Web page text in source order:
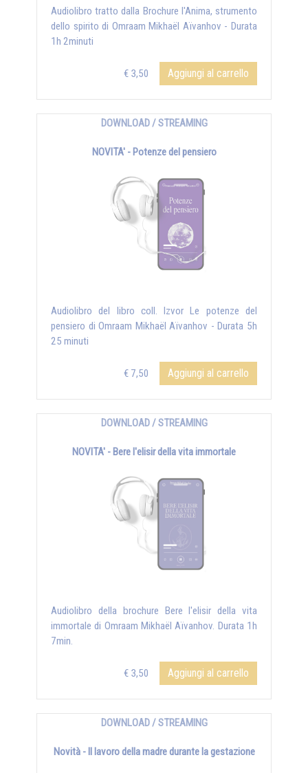
Audiolibro tratto dalla Brochure l'Anima, strumento
dello spirito di Omraam Mikhaël Aïvanhov - Durata
1h 2minuti
€ 3,50 Aggiungi al carrello
DOWNLOAD / STREAMING
NOVITA' - Potenze del pensiero
Audiolibro del libro coll. Izvor Le potenze del
pensiero di Omraam Mikhaël Aïvanhov - Durata 5h
25 minuti
€ 7,50 Aggiungi al carrello
DOWNLOAD / STREAMING
NOVITA' - Bere l'elisir della vita immortale
Audiolibro della brochure Bere l'elisir della vita
immortale di Omraam Mikhaël Aïvanhov. Durata 1h
7min.
€ 3,50 Aggiungi al carrello
DOWNLOAD / STREAMING
Novità - Il lavoro della madre durante la gestazione